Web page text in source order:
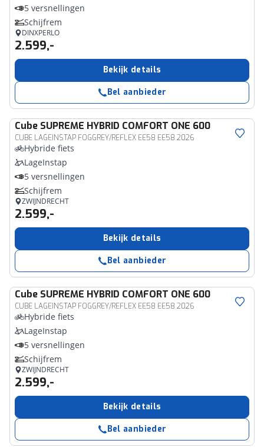
5 versnellingen
Schijfrem
DINXPERLO
2.599,-
Bekijk details
Bel aanbieder
Cube SUPREME HYBRID COMFORT ONE 600
CUBE LAGEINSTAP FOGGREY/REFLEX EE58 EE58 2026
Hybride fiets
LageInstap
5 versnellingen
Schijfrem
ZWIJNDRECHT
2.599,-
Bekijk details
Bel aanbieder
Cube SUPREME HYBRID COMFORT ONE 600
CUBE LAGEINSTAP FOGGREY/REFLEX EE58 EE58 2026
Hybride fiets
LageInstap
5 versnellingen
Schijfrem
ZWIJNDRECHT
2.599,-
Bekijk details
Bel aanbieder